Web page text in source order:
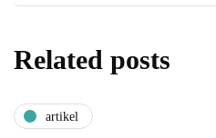
Related posts
artikel